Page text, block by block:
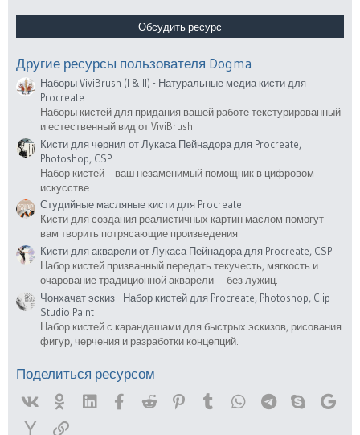
0
в
Обсудить ресурс
Другие ресурсы пользователя Dogma
Наборы ViviBrush (I & II) - Натуральные медиа кисти для
Procreate
Наборы кистей для придания вашей работе текстурированный
и естественный вид от ViviBrush.
Кисти для чернил от Лукаса Пейнадора для Procreate,
Photoshop, CSP
Набор кистей – ваш незаменимый помощник в цифровом
искусстве.
Студийные масляные кисти для Procreate
Кисти для создания реалистичных картин маслом помогут
вам творить потрясающие произведения.
Кисти для акварели от Лукаса Пейнадора для Procreate, CSP
Набор кистей призванный передать текучесть, мягкость и
очарование традиционной акварели — без лужиц.
Чонхачат эскиз - Набор кистей для Procreate, Photoshop, Clip
Studio Paint
Набор кистей с карандашами для быстрых эскизов, рисования
фигур, черчения и разработки концепций.
Поделиться ресурсом
Linked InFacebook
Reddit PinterestTumblr WhatsAppTelegramSkype
YahooСсылка